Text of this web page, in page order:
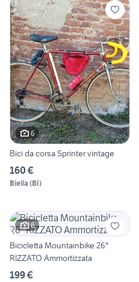
6
Bici da corsa Sprinter vintage
160 €
Biella (BI)
6
Bicicletta Mountainbike 26"
RIZZATO Ammortizzata
199 €